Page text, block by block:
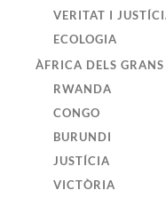
VERITAT I
ECOLOGIA
ÀFRICA DELS
RWANDA
CONGO
BURUNDI
JUSTÍCIA
VICTÒRIA